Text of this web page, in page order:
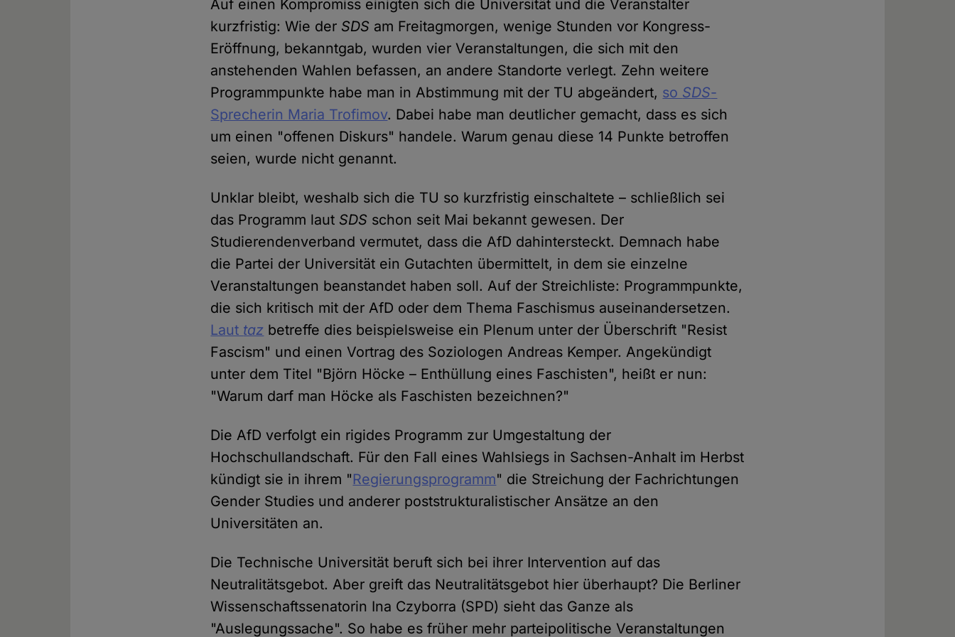
Auf einen Kompromiss einigten sich die Universität und die Veranstalter
kurzfristig: Wie der SDS am Freitagmorgen, wenige Stunden vor Kongress-
Eröffnung, bekanntgab, wurden vier Veranstaltungen, die sich mit den
anstehenden Wahlen befassen, an andere Standorte verlegt. Zehn weitere
Programmpunkte habe man in Abstimmung mit der TU abgeändert, so SDS-
Sprecherin Maria Trofimov. Dabei habe man deutlicher gemacht, dass es sich
um einen "offenen Diskurs" handele. Warum genau diese 14 Punkte betroffen
seien, wurde nicht genannt.
Unklar bleibt, weshalb sich die TU so kurzfristig einschaltete – schließlich sei
das Programm laut SDS schon seit Mai bekannt gewesen. Der
Studierendenverband vermutet, dass die AfD dahintersteckt. Demnach habe
die Partei der Universität ein Gutachten übermittelt, in dem sie einzelne
Veranstaltungen beanstandet haben soll. Auf der Streichliste: Programmpunkte,
die sich kritisch mit der AfD oder dem Thema Faschismus auseinandersetzen.
Laut taz betreffe dies beispielsweise ein Plenum unter der Überschrift "Resist
Fascism" und einen Vortrag des Soziologen Andreas Kemper. Angekündigt
unter dem Titel "Björn Höcke – Enthüllung eines Faschisten", heißt er nun:
"Warum darf man Höcke als Faschisten bezeichnen?"
Die AfD verfolgt ein rigides Programm zur Umgestaltung der
Hochschullandschaft. Für den Fall eines Wahlsiegs in Sachsen-Anhalt im Herbst
kündigt sie in ihrem "Regierungsprogramm" die Streichung der Fachrichtungen
Gender Studies und anderer poststrukturalistischer Ansätze an den
Universitäten an.
Die Technische Universität beruft sich bei ihrer Intervention auf das
Neutralitätsgebot. Aber greift das Neutralitätsgebot hier überhaupt? Die Berliner
Wissenschaftssenatorin Ina Czyborra (SPD) sieht das Ganze als
"Auslegungssache". So habe es früher mehr parteipolitische Veranstaltungen